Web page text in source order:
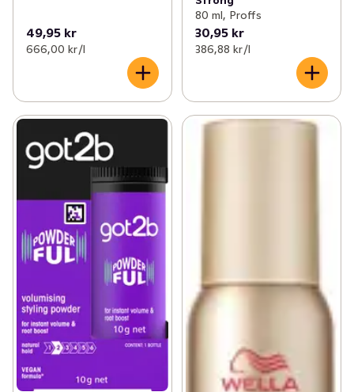
49,95 kr
666,00 kr /l
80 ml, Proffs
30,95 kr
386,88 kr /l